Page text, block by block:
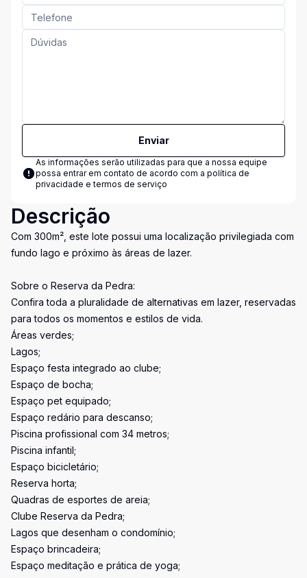
Enviar
As informações serão utilizadas para que a nossa equipe
possa entrar em contato de acordo com a política de
privacidade e termos de serviço
Descrição
Com 300m², este lote possui uma localização privilegiada com
fundo lago e próximo às áreas de lazer.
Sobre o Reserva da Pedra:
Confira toda a pluralidade de alternativas em lazer, reservadas
para todos os momentos e estilos de vida.
Áreas verdes;
Lagos;
Espaço festa integrado ao clube;
Espaço de bocha;
Espaço pet equipado;
Espaço redário para descanso;
Piscina profissional com 34 metros;
Piscina infantil;
Espaço bicicletário;
Reserva horta;
Quadras de esportes de areia;
Clube Reserva da Pedra;
Lagos que desenham o condomínio;
Espaço brincadeira;
Espaço meditação e prática de yoga;